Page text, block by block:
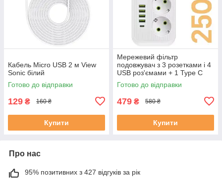
Кабель Micro USB 2 м View
Sonic білий
Готово до відправки
129 ₴ 160 ₴
Купити
Мережевий фільтр
подовжувач з 3 розетками і 4
USB роз'ємами + 1 Type C
Melilepai 2 м
Готово до відправки
479 ₴ 580 ₴
Купити
Про нас
95% позитивних з 427 відгуків за рік